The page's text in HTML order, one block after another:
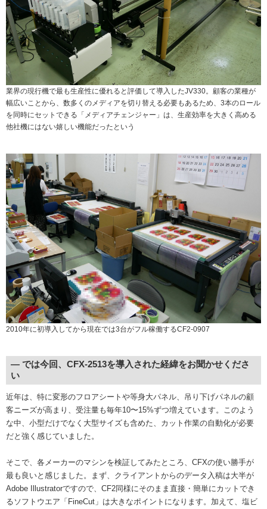
業界の現行機で最も生産性に優れると評価して導入したJV330。顧客の業種が
幅広いことから、数多くのメディアを切り替える必要もあるため、3本のロール
を同時にセットできる「メディアチェンジャー」は、生産効率を大きく高める
他社機にはない嬉しい機能だったという
2010年に初導入してから現在では3台がフル稼働するCF2-0907
― では今回、CFX-2513を導入された経緯をお聞かせくださ
い
近年は、特に変形のフロアシートや等身大パネル、吊り下げパネルの顧
客ニーズが高まり、受注量も毎年10〜15%ずつ増えています。このよう
な中、小型だけでなく大型サイズも含めた、カット作業の自動化が必要
だと強く感じていました。
そこで、各メーカーのマシンを検証してみたところ、CFXの使い勝手が
最も良いと感じました。まず、クライアントからのデータ入稿は大半が
Adobe Illustratorですので、CF2同様にそのまま直接・簡単にカットでき
るソフトウエア「FineCut」は大きなポイントになります。加えて、塩ビ